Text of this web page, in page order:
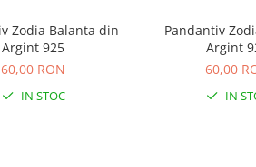
Zodia Balanta din
Argint 925
60,00 RON
IN STOC
Pandantiv
Argint
60,00
IN